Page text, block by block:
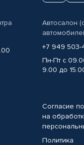
Автосалон
+7 949 503-
Пн-Пт с
9.00 до
Согласие
на
Политика